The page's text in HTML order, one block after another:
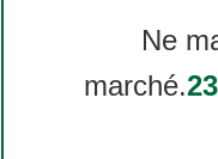
Ne
marché.